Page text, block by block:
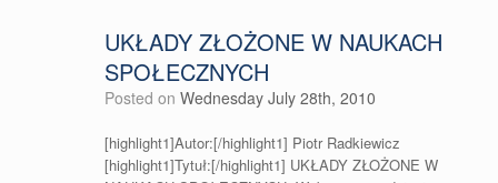
UKŁADY ZŁOŻONE W NAUKACH
SPOŁECZNYCH
Posted on Wednesday July 28th, 2010
[highlight1]Autor:[/highlight1] Piotr Radkiewicz
[highlight1]Tytuł:[/highlight1] UKŁADY ZŁOŻONE W